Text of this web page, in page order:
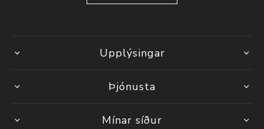
Upplýsingar
Þjónusta
Mínar síður